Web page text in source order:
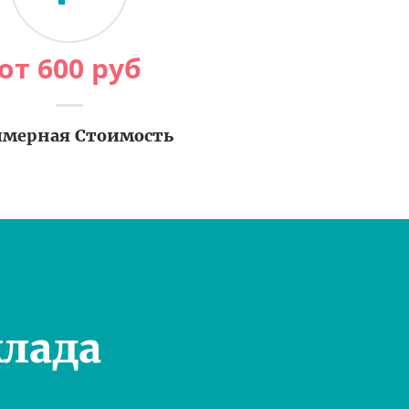
600 руб
Стоимость